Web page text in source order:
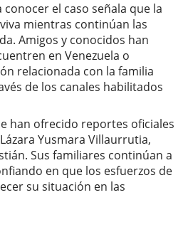
el caso señala que la
mientras continúan las
Amigos y conocidos han
en Venezuela o
relacionada con la familia
de los canales habilitados
han ofrecido reportes oficiales
Yusmara Villaurrutia,
Sus familiares continúan a
en que los esfuerzos de
su situación en las